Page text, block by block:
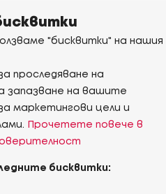
"бисквитки" на нашия
проследяване на
запазване на вашите
маркетингови цели и
Прочетете повече в
бисквитки: